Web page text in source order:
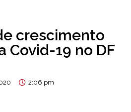
crescimento
Covid-19 no DF
2:06 pm